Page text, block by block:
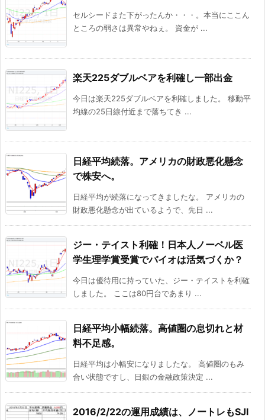
セルシードまた下がったんか・・・。本当にここん
ところの弱さは異常やねぇ。 資金が ...
楽天225ダブルベアを利確し一部出金
今日は楽天225ダブルベアを利確しました。 移動平
均線の25日線付近まで落ちてき ...
日経平均続落。アメリカの財政悪化懸念
で株安へ。
日経平均が続落になってきましたな。 アメリカの
財政悪化懸念が出ているようで、先日 ...
ジー・テイスト利確！日本人ノーベル医
学生理学賞受賞でバイオは活気づくか？
今日は優待用に持っていた、ジー・テイストを利確
しました。 ここは80円台であまり ...
日経平均小幅続落。高値圏の息切れと材
料不足感。
日経平均は小幅安になりましたな。 高値圏のもみ
合い状態ですし、日銀の金融政策決定 ...
2016/2/22の運用成績は、ノートレもSJI